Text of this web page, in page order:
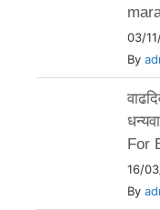
03/
By
For
16/
By